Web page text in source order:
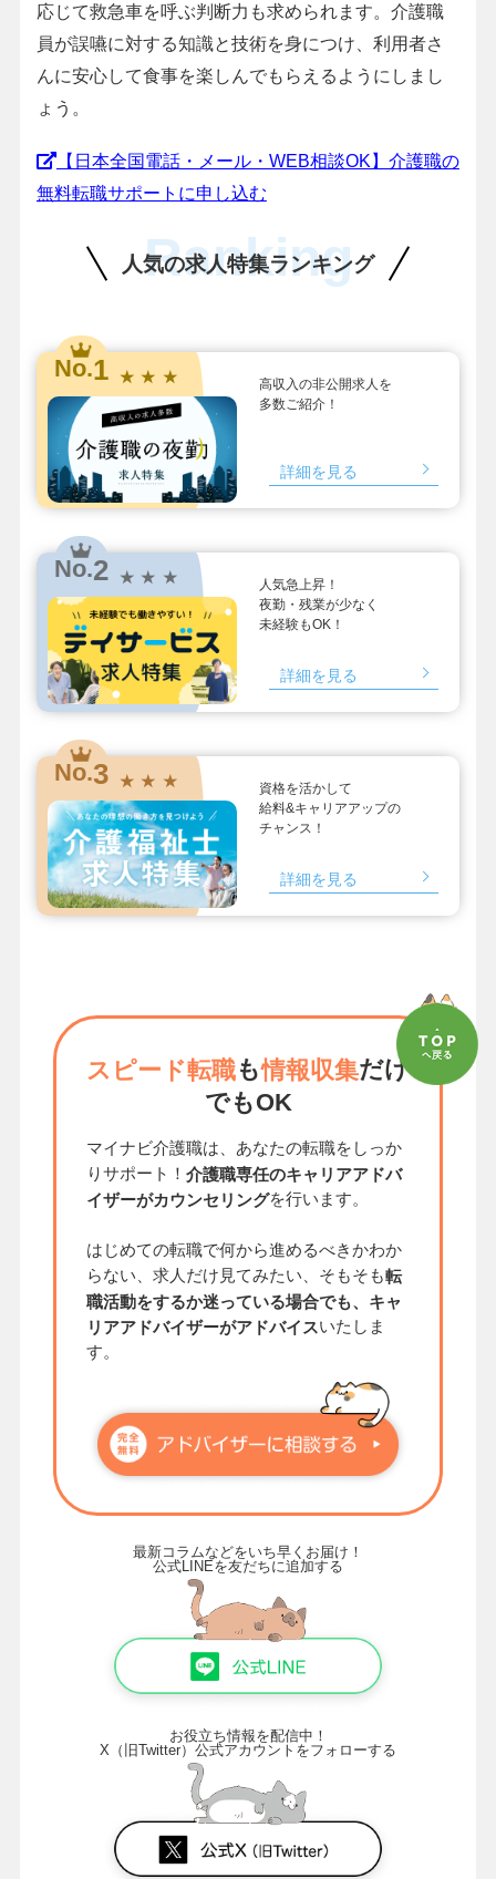
応じて救急車を呼ぶ判断力も求められます。介護職
員が誤嚥に対する知識と技術を身につけ、利用者さ
んに安心して食事を楽しんでもらえるようにしまし
ょう。
【日本全国電話・メール・WEB相談OK】介護職の
無料転職サポートに申し込む
人気の求人特集ランキング
Ranking
No.1 ★ ★ ★
高収入の非公開求人を
多数ご紹介！
詳細を見る
No.2 ★ ★ ★
人気急上昇！
夜勤・残業が少なく
未経験もOK！
詳細を見る
No.3 ★ ★ ★
資格を活かして
給料&キャリアアップの
チャンス！
詳細を見る
スピード転職も情報収集だけ
でもOK
マイナビ介護職は、あなたの転職をしっか
りサポート！ 介護職専任のキャリアアドバ
イザーがカウンセリングを行います。
はじめての転職で何から進めるべきかわか
らない、求人だけ見てみたい、そもそも転
職活動をするか迷っている場合でも、キャ
リアアドバイザーがアドバイスいたしま
す。
最新コラムなどをいち早くお届け！
公式LINEを友だちに追加する
お役立ち情報を配信中！
X（旧Twitter）公式アカウントをフォローする